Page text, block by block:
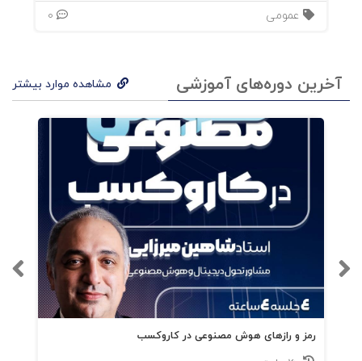
فصل اول: فهم مذاکره؛
چه چیزی قابل مذاکره است؟
انتخاب عدم مذاکره؛
فصل دوم: قانون طلایی مذاکره؛
عمومی
آخرین دوره‌های آموزشی مشاهده موارد بیشتر
رمز و رازهای هوش مصنوعی در کاروکسب